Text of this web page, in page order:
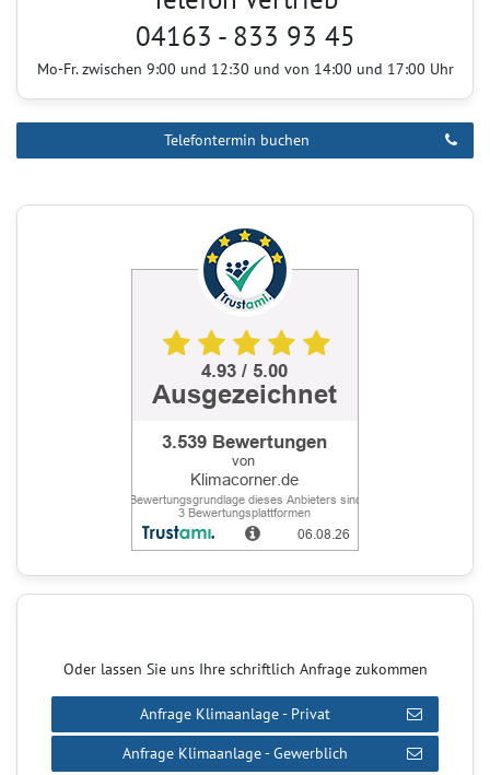
04163 - 833 93 45
Mo-Fr. zwischen 9:00 und 12:30 und von 14:00 und 17:00 Uhr
Telefontermin buchen
Oder lassen Sie uns Ihre schriftlich Anfrage zukommen
Anfrage Klimaanlage - Privat
Anfrage Klimaanlage - Gewerblich